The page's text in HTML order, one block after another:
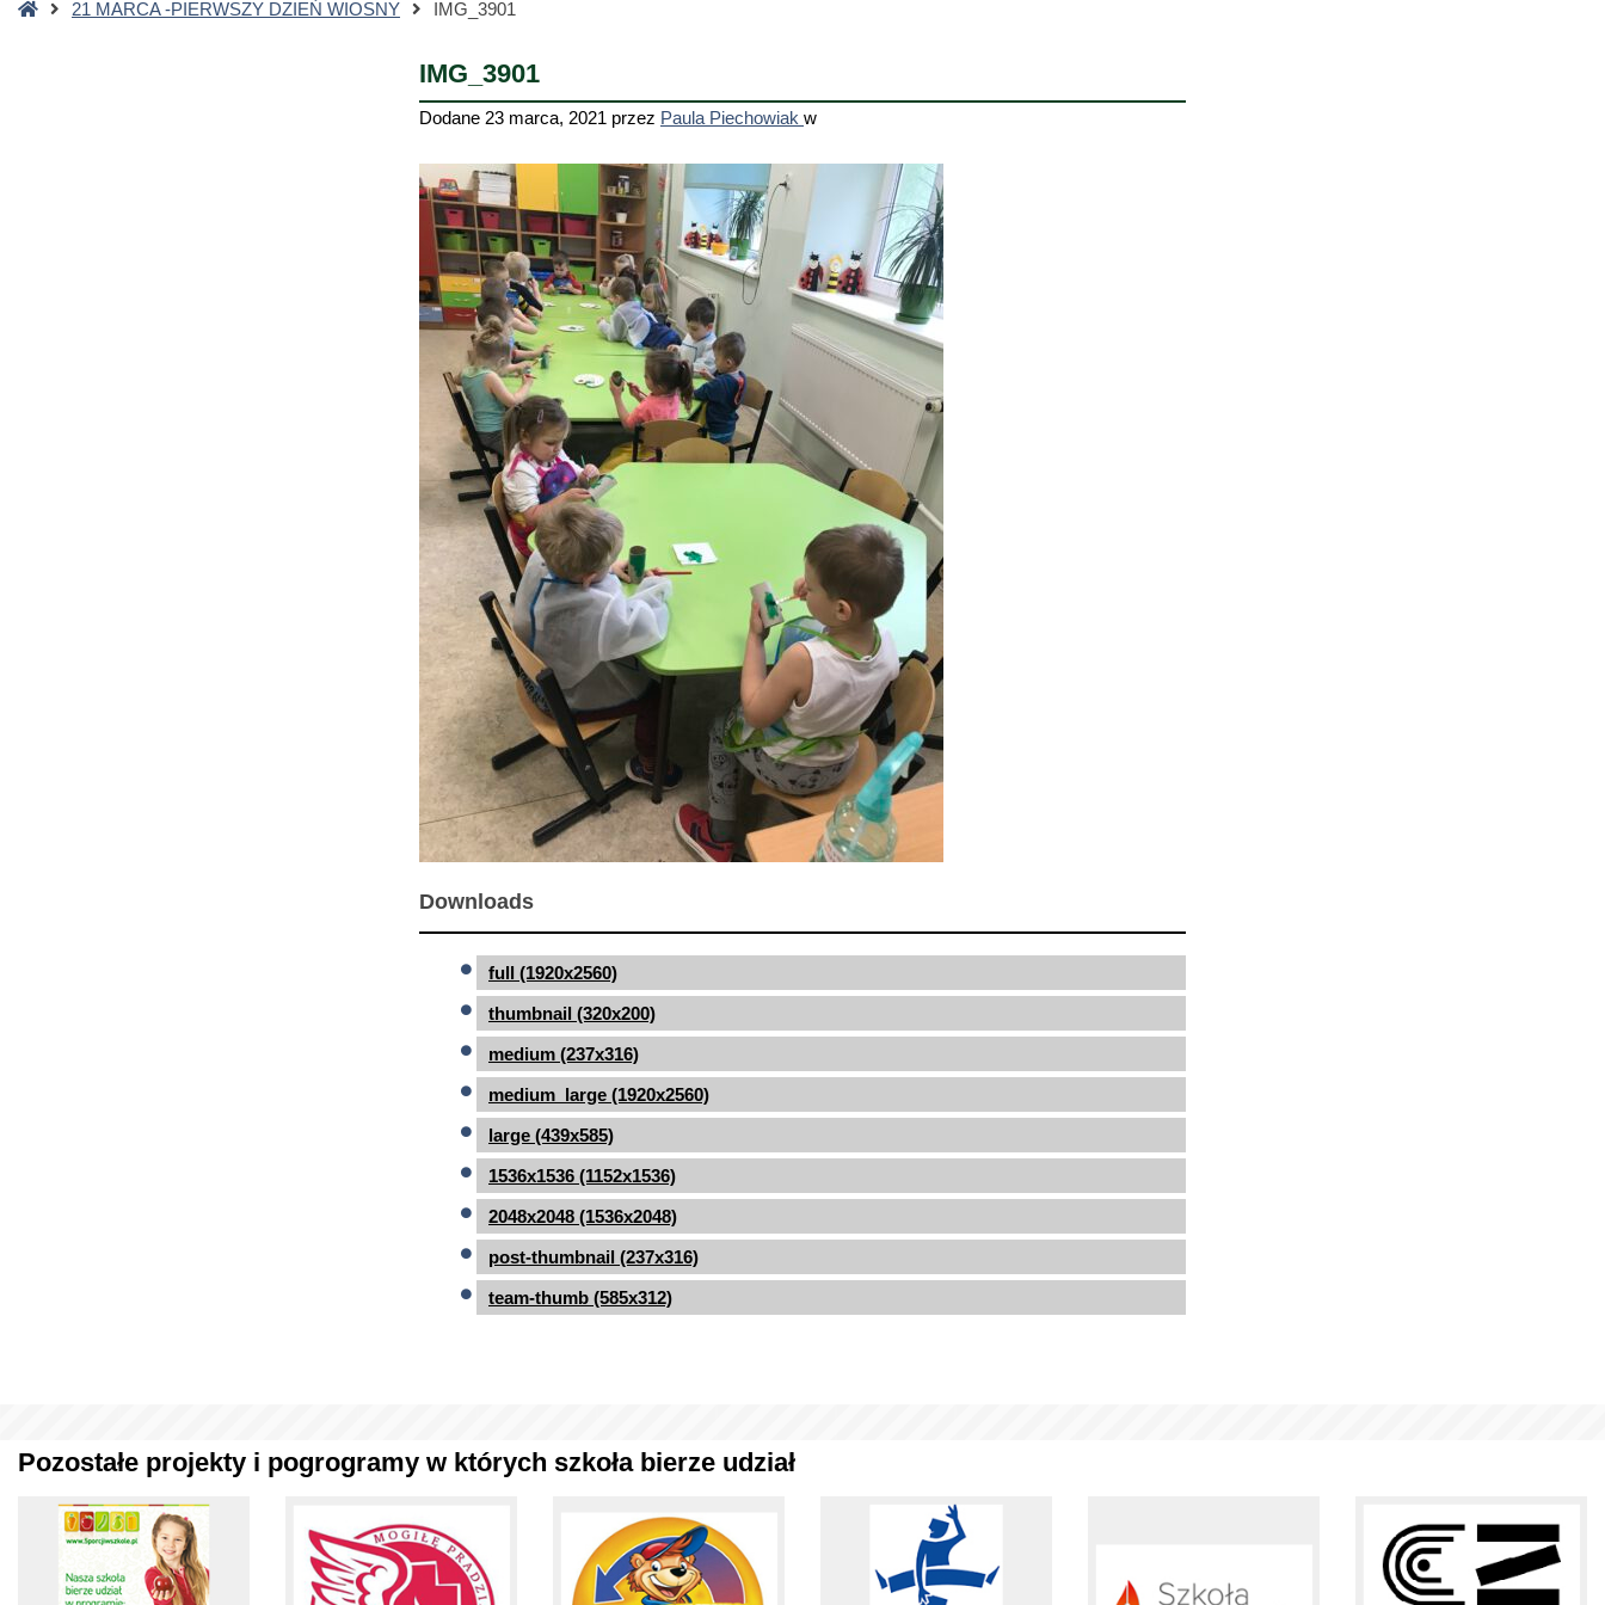
Strona21 MARCA -PIERWSZY DZIEŃ WIOSNY IMG_3901
IMG_3901
Dodane 23 marca, 2021 przez Paula Piechowiak w
Downloads
full (1920x2560)
thumbnail (320x200)
medium (237x316)
medium_large (1920x2560)
large (439x585)
1536x1536 (1152x1536)
2048x2048 (1536x2048)
post-thumbnail (237x316)
team-thumb (585x312)
Pozostałe projekty i pogrogramy w których szkoła bierze udział